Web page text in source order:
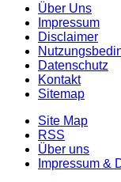
Über Uns
Impressum
Disclaimer
Datenschutz
Kontakt
Sitemap
Site Map
RSS
Über uns
Impressum &